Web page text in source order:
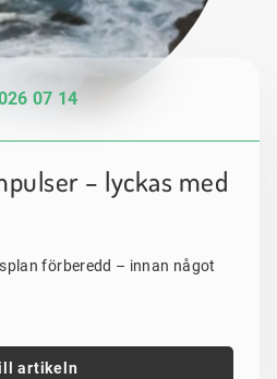
07 14
– lyckas med
förberedd – innan något
artikeln